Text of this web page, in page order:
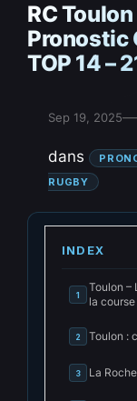
RC
Pronostic
TOP 14 –
Sep 19, 2025—
dans
RUGBY
INDEX
1
Toulon –
la
2 Toulon :
3 La